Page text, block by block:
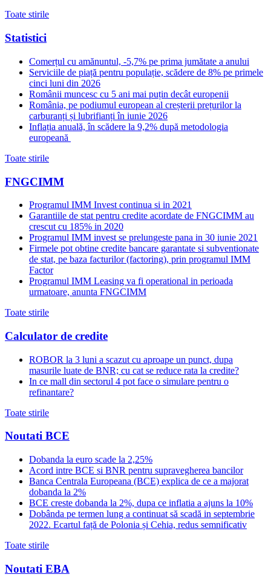
Toate stirile
Statistici
Comerțul cu amănuntul, -5,7% pe prima jumătate a anului
Serviciile de piață pentru populație, scădere de 8% pe primele
cinci luni din 2026
Românii muncesc cu 5 ani mai puțin decât europenii
România, pe podiumul european al creșterii prețurilor la
carburanți și lubrifianți în iunie 2026
Inflația anuală, în scădere la 9,2% după metodologia
europeană
Toate stirile
FNGCIMM
Programul IMM Invest continua si in 2021
Garantiile de stat pentru credite acordate de FNGCIMM au
crescut cu 185% in 2020
Programul IMM invest se prelungeste pana in 30 iunie 2021
Firmele pot obtine credite bancare garantate si subventionate
de stat, pe baza facturilor (factoring), prin programul IMM
Factor
Programul IMM Leasing va fi operational in perioada
urmatoare, anunta FNGCIMM
Toate stirile
Calculator de credite
ROBOR la 3 luni a scazut cu aproape un punct, dupa
masurile luate de BNR; cu cat se reduce rata la credite?
In ce mall din sectorul 4 pot face o simulare pentru o
refinantare?
Toate stirile
Noutati BCE
Dobanda la euro scade la 2,25%
Acord intre BCE si BNR pentru supravegherea bancilor
Banca Centrala Europeana (BCE) explica de ce a majorat
dobanda la 2%
BCE creste dobanda la 2%, dupa ce inflatia a ajuns la 10%
Dobânda pe termen lung a continuat să scadă in septembrie
2022. Ecartul față de Polonia și Cehia, redus semnificativ
Toate stirile
Noutati EBA